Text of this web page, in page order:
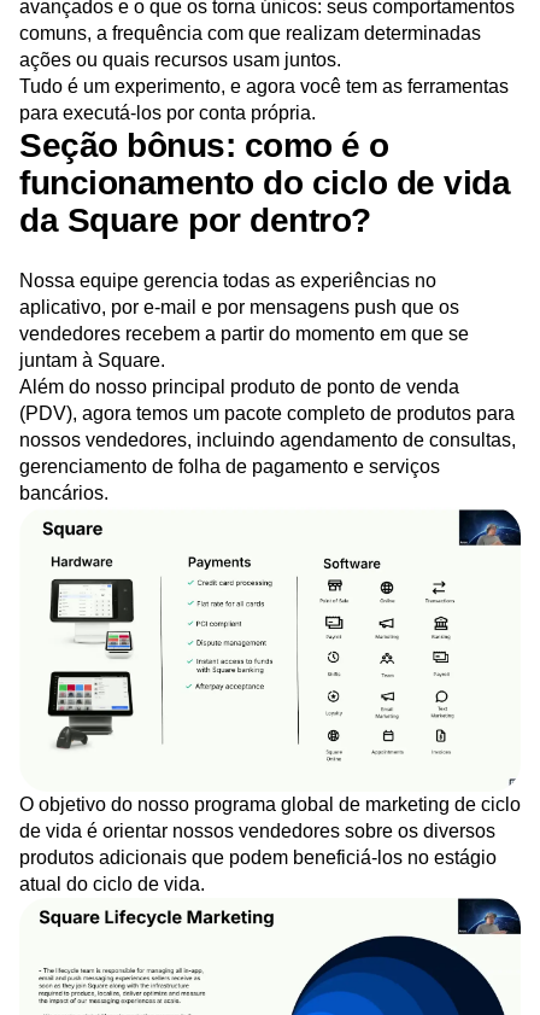
avançados e o que os torna únicos: seus comportamentos
comuns, a frequência com que realizam determinadas
ações ou quais recursos usam juntos.
Tudo é um experimento, e agora você tem as ferramentas
para executá-los por conta própria.
Seção bônus: como é o
funcionamento do ciclo de vida
da Square por dentro?
Nossa equipe gerencia todas as experiências no
aplicativo, por e-mail e por mensagens push que os
vendedores recebem a partir do momento em que se
juntam à Square.
Além do nosso principal produto de ponto de venda
(PDV), agora temos um pacote completo de produtos para
nossos vendedores, incluindo agendamento de consultas,
gerenciamento de folha de pagamento e serviços
bancários.
O objetivo do nosso programa global de marketing de ciclo
de vida é orientar nossos vendedores sobre os diversos
produtos adicionais que podem beneficiá-los no estágio
atual do ciclo de vida.